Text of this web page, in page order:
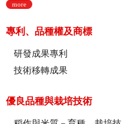
more
專利、品種權及商標
研發成果專利
技術移轉成果
優良品種與栽培技術